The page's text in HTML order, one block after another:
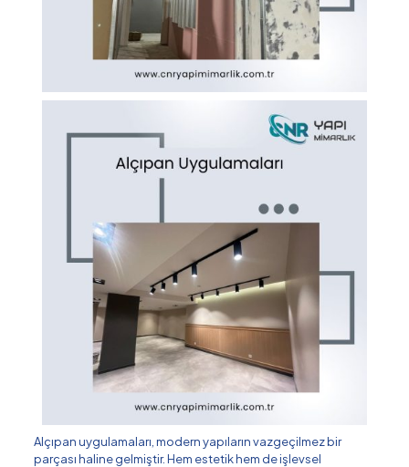
Alçıpan uygulamaları, modern yapıların vazgeçilmez bir
parçası haline gelmiştir. Hem estetik hem de işlevsel